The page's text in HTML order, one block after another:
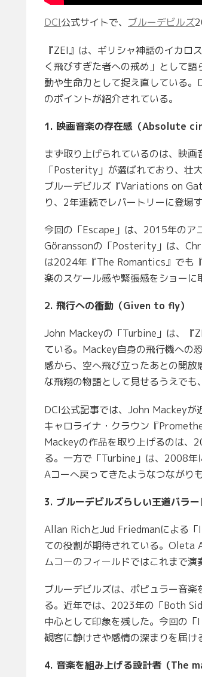
DCI公式サイトで、 ブルーデビルズ
『ZEI』は、ギリシャ神話のイカ
く飛びすぎた者への戒め」として
動や生命力として捉え直している
のポイントが紹介されている。
1. 映画音楽の存在感（Absolute
まず取り上げられているのは、映
「Posterity」が選ばれており、壮
ブルーデビルズ『Variations on
り、2年連続でレパートリーに登場
今回の「Escape」は、2015年の
Göranssonの「Posterity」は、
は2024年『The Romantics』でも
楽のスケール感や緊張感をショーに
2. 飛行への衝動（Given to fly）
John Mackeyの「Turbine」は、『
ている。Mackey自身の飛行機への
感から、空へ飛び立ったあとの開
な飛翔の物語として見せるうえでも
DCI公式記事では、John Mackeyが
キャロライナ・クラウン『
Mackeyの作品を取り上げるのは
る。一方で「Turbine」は、2008
Aコーへ戻ってきたようなつながり
3. ブルーデビルズらしい王道バラ
Allan RichとJud Friedmanによる
ての役割が期待されている。Oleta
ムコーのフィールドではこれまで演
ブルーデビルズは、ポピュラー音
る。近年では、2023年の「Both
中心として印象を残した。今回の
観客に静けさや感情の深まりを届け
4. 音楽を組み上げる設計者（The